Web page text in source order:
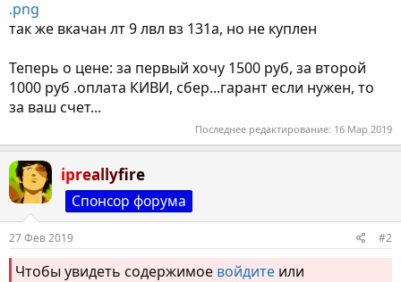
.png
так же вкачан лт 9 лвл вз 131а, но не куплен
Теперь о цене: за первый хочу 1500 руб, за второй
1000 руб .оплата КИВИ, сбер...гарант если нужен, то
за ваш счет...
Последнее редактирование: 16 Мар 2019
ipreallyfire
Спонсор форума
27 Фев 2019 #2
Чтобы увидеть содержимое войдите или